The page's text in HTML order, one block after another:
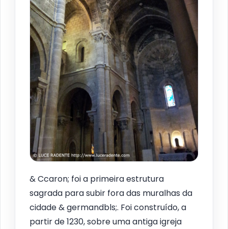
& Ccaron; foi a primeira estrutura
sagrada para subir fora das muralhas da
cidade & germandbls;. Foi construído, a
partir de 1230, sobre uma antiga igreja